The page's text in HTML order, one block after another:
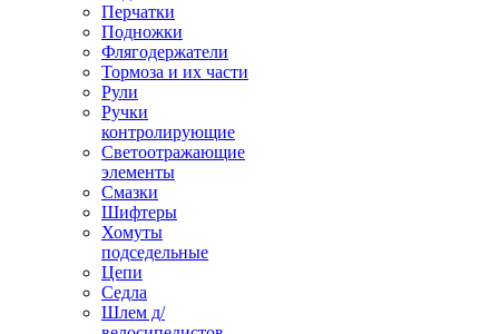
Перчатки
Подножки
Флягодержатели
Тормоза и их части
Рули
Ручки
контролирующие
Светоотражающие
элементы
Смазки
Шифтеры
Хомуты
подседельные
Цепи
Седла
Шлем д/